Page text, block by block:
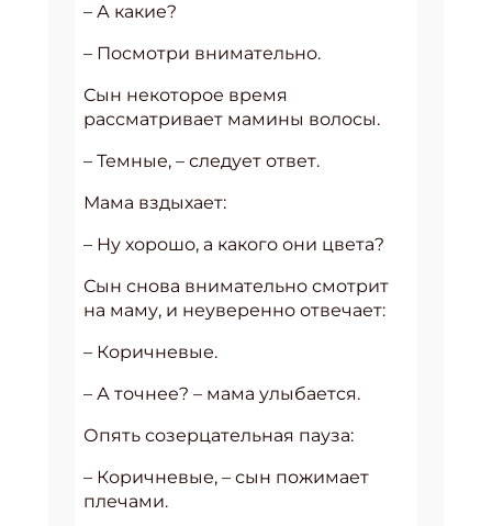
– А какие?
– Посмотри внимательно.
Сын некоторое время
рассматривает мамины волосы.
– Темные, – следует ответ.
Мама вздыхает:
– Ну хорошо, а какого они цвета?
Сын снова внимательно смотрит
на маму, и неуверенно отвечает:
– Коричневые.
– А точнее? – мама улыбается.
Опять созерцательная пауза:
– Коричневые, – сын пожимает
плечами.